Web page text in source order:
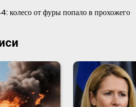
колесо от фуры попало в прохожего